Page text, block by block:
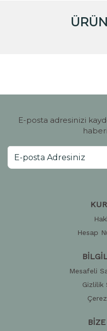
E-posta adresinizi
Hesap
Mesafeli
Gizlilik